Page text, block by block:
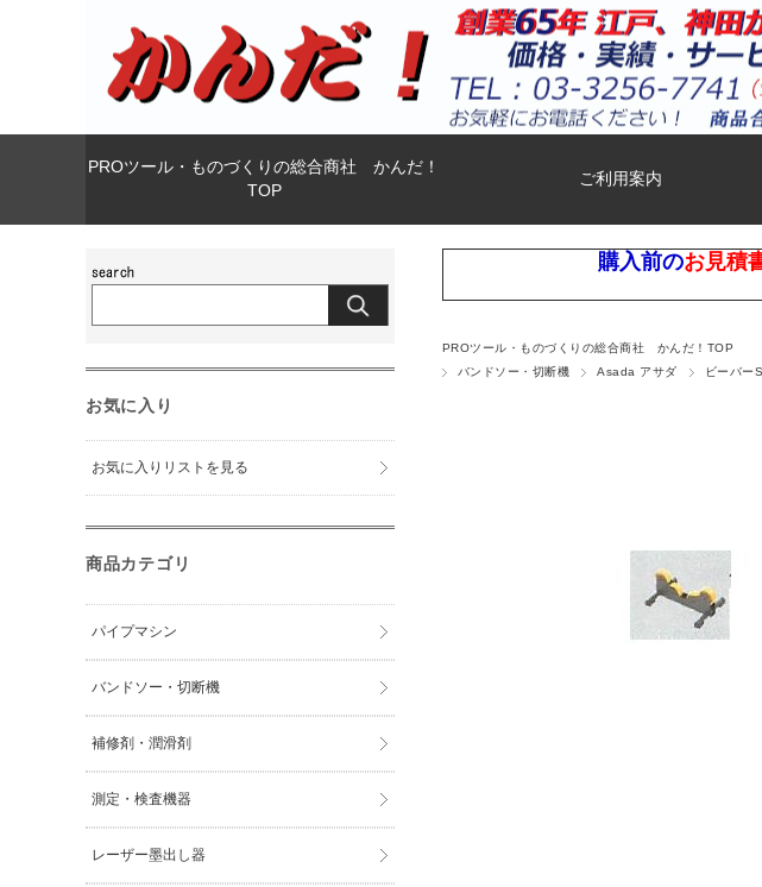
PROツール・ものづくりの総合商社 かんだ！
TOP
ご利用案内
購入前のお見積
PROツール・ものづくりの総合商社 かんだ！TOP
バンドソー・切断機
Asada アサダ ビーバー
お気に入り
お気に入りリストを見る
商品カテゴリ
パイプマシン
バンドソー・切断機
補修剤・潤滑剤
測定・検査機器
レーザー墨出し器